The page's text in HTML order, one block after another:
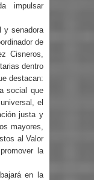
impulsar
y senadora
de
Cisneros,
dentro
destacan:
social que
el
justa y
mayores,
al Valor
la
en la